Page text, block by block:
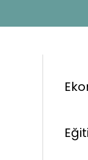
Az